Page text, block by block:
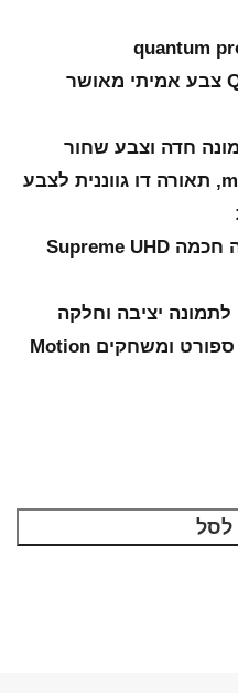
טכנולוגיית תצוגה 100% QLED צבע אמיתי מאושר
חדה וצבע שחור
עמוק mega contrast- dual led, תאורה דו גווננית לצבע
Micro Dimming מנגנון תאורה חכמה Supreme UHD
יציבה וחלקה
במיוחד לסרטי אקשן, שידורי ספורט ומשחקים Motion
לסל